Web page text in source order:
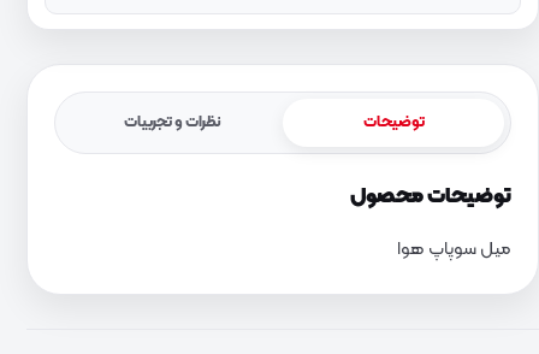
توضیحات نظرات و تجربیات
توضیحات محصول
میل سوپاپ هوا